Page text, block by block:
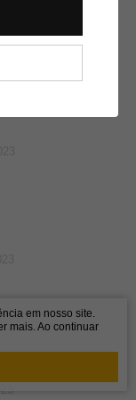
em nosso site.
mais. Ao continuar